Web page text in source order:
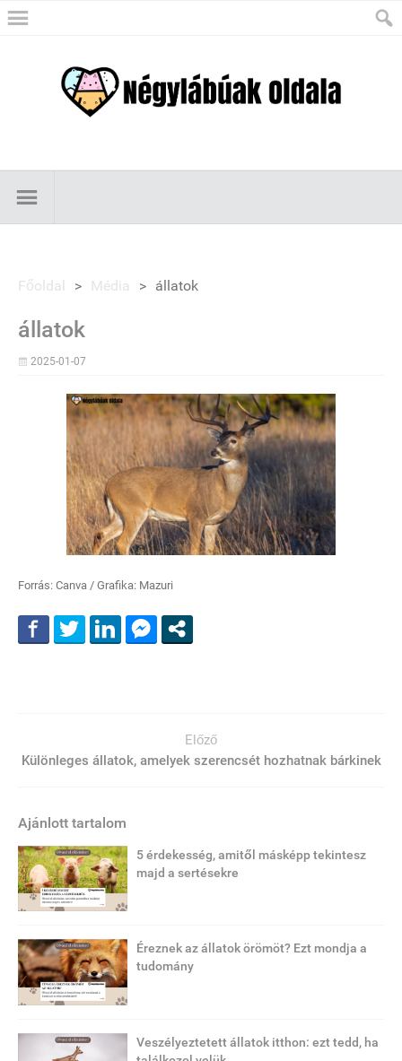
Főoldal > Média > állatok
állatok
2025-01-07
Forrás: Canva / Grafika: Mazuri
Előző
Különleges állatok, amelyek szerencsét hozhatnak bárkinek
Ajánlott tartalom
5 érdekesség, amitől másképp tekintesz
majd a sertésekre
Éreznek az állatok örömöt? Ezt mondja a
tudomány
Veszélyeztetett állatok itthon: ezt tedd, ha